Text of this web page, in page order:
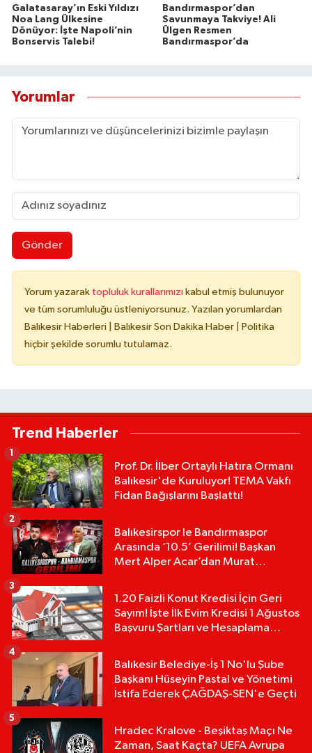
Galatasaray’ın Eski Yıldızı
Noa Lang Ülkesine
Dönüyor: İşte Napoli’nin
Bonservis Talebi!
Bandırmaspor’dan
Savunmaya Takviye! Ali
Ülgen Resmen
Bandırmaspor’da
Yorumlar
Gönder
Yorum yazarak topluluk kurallarımızı kabul etmiş bulunuyor
ve tüm sorumluluğu üstleniyorsunuz. Yazılan yorumlardan
Balıkesir Haberleri | Balıkesir Son Dakika Haber | Politika
hiçbir şekilde sorumlu tutulamaz.
Trend Haberler
Prof. Dr. İlber Ortaylı Hatıra Ormanı
Balıkesir'de Kuruluyor! TEMA Vakfı
Fidan Bağışlarını Başlattı!
Balıkesirspor le Bandırmaspor
Arasında ‘10.5’ Gerilimi! Başkan
Mert Alper Acar’dan Murat
2
1.20 Faizli Konut Kredisi İçin Geri
Sayım! İşte İlk Evim Kredisi 1 Ağustos
Başvuru Şartları ve Hesaplama
3
Balıkesir Belediye-İş 1 No'lu Şube
Başkanı Hüseyin Pastal ve Yönetimi
İstifa Ederek ÇAĞDAŞ-SEN'e Geçti
4
Hradec Kralove - Beşiktaş Maçı Ne
Zaman, Saat Kaçta? UEFA Avrupa
5